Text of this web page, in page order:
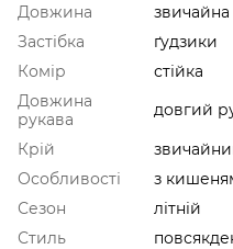
Довжина
звичайна
Застібка
ґудзики
Комір
стійка
Довжина
рукава
довгий
Крій
Особливості
з
Сезон
літній
Стиль